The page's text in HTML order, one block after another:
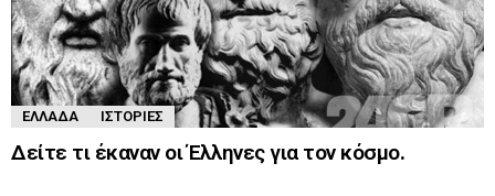
ΕΛΛΆΔΑ ΙΣΤΟΡΊΕΣ
Δείτε τι έκαναν οι Έλληνες για τον κόσμο.